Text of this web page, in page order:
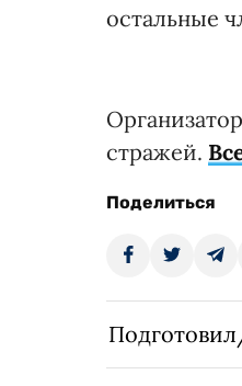
остальные
стражей.
Поделиться